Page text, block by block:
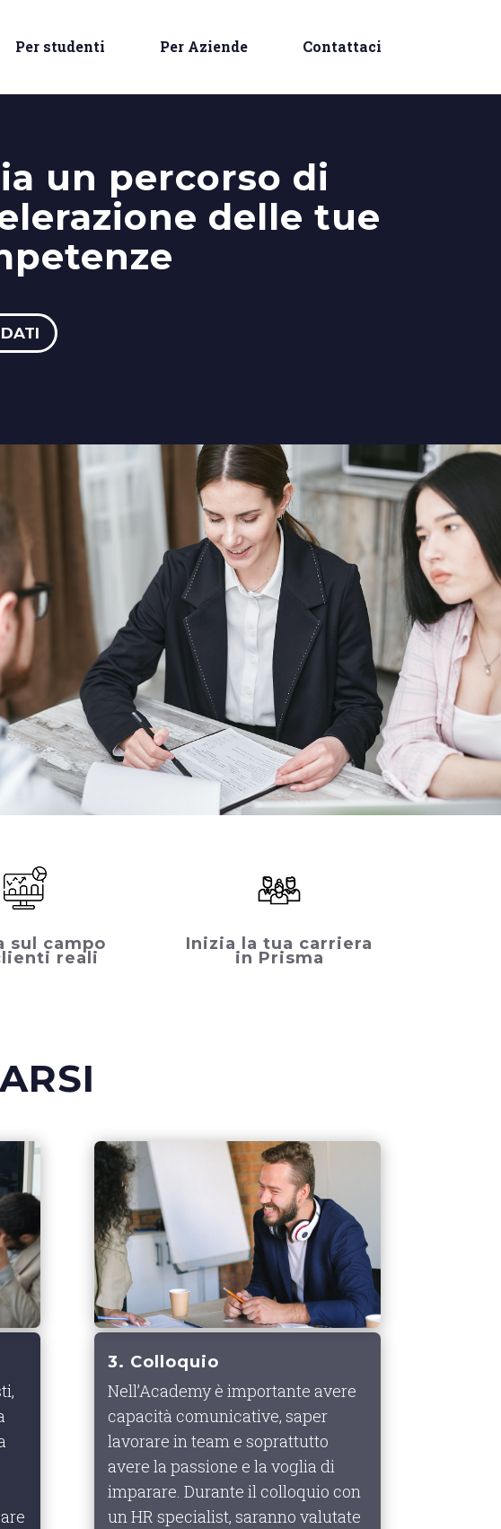
Per studenti Per Aziende Contattaci
un percorso di
delle tue
sul campo
reali
Inizia la tua carriera
in Prisma
3. Colloquio
Nell’Academy è importante avere
capacità comunicative, saper
lavorare in team e soprattutto
avere la passione e la voglia di
imparare. Durante il colloquio con
un HR specialist, saranno valutate